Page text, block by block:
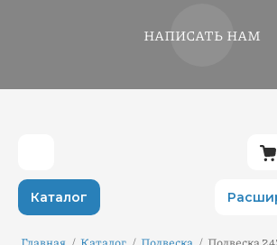
НАПИСАТЬ НАМ
Каталог